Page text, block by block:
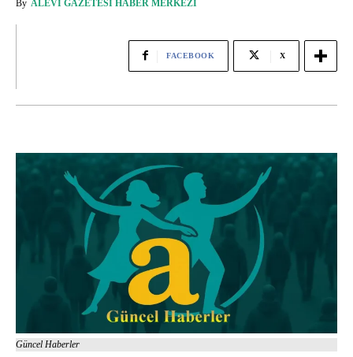
By ALEVI GAZETESI HABER MERKEZI
FACEBOOK X
Güncel Haberler